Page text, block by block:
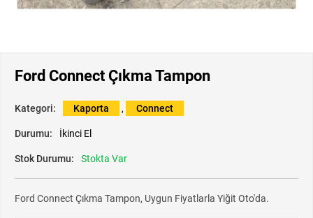
Ford Connect Çıkma Tampon
Kategori: Kaporta , Connect
Durumu: İkinci El
Stok Durumu: Stokta Var
Ford Connect Çıkma Tampon, Uygun Fiyatlarla Yiğit Oto'da.